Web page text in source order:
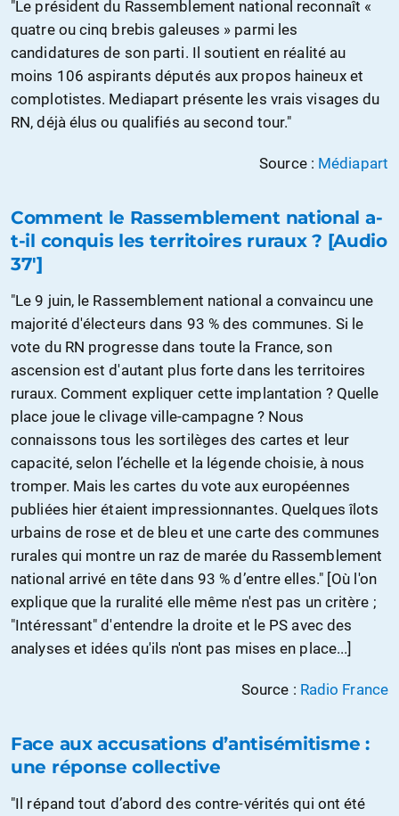
"Le président du Rassemblement national reconnaît «
quatre ou cinq brebis galeuses » parmi les
candidatures de son parti. Il soutient en réalité au
moins 106 aspirants députés aux propos haineux et
complotistes. Mediapart présente les vrais visages du
RN, déjà élus ou qualifiés au second tour."
Source : Médiapart
Comment le Rassemblement national a-
t-il conquis les territoires ruraux ? [Audio
37']
"Le 9 juin, le Rassemblement national a convaincu une
majorité d'électeurs dans 93 % des communes. Si le
vote du RN progresse dans toute la France, son
ascension est d'autant plus forte dans les territoires
ruraux. Comment expliquer cette implantation ? Quelle
place joue le clivage ville-campagne ? Nous
connaissons tous les sortilèges des cartes et leur
capacité, selon l’échelle et la légende choisie, à nous
tromper. Mais les cartes du vote aux européennes
publiées hier étaient impressionnantes. Quelques îlots
urbains de rose et de bleu et une carte des communes
rurales qui montre un raz de marée du Rassemblement
national arrivé en tête dans 93 % d’entre elles." [Où l'on
explique que la ruralité elle même n'est pas un critère ;
"Intéressant" d'entendre la droite et le PS avec des
analyses et idées qu'ils n'ont pas mises en place...]
Source : Radio France
Face aux accusations d’antisémitisme :
une réponse collective
"Il répand tout d’abord des contre-vérités qui ont été